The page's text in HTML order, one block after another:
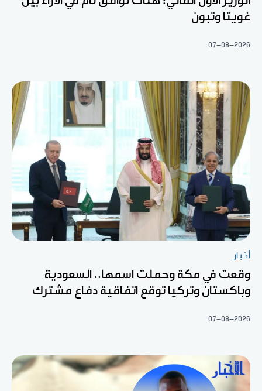
غويتا وتبون
07-08-2026
أخبار
وقعت في مكة وحملت اسمها.. السعودية
وباكستان وتركيا توقع اتفاقية دفاع مشترك
07-08-2026